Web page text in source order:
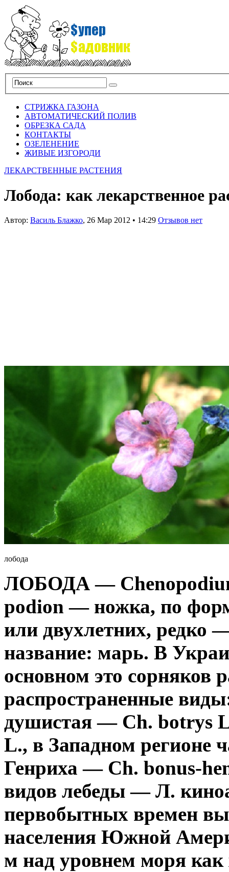
СТРИЖКА ГАЗОНА
АВТОМАТИЧЕСКИЙ ПОЛИВ
ОБРЕЗКА САДА
КОНТАКТЫ
ОЗЕЛЕНЕНИЕ
ЖИВЫЕ ИЗГОРОДИ
ЛЕКАРСТВЕННЫЕ РАСТЕНИЯ
Лобода: как лекарственное
Автор: Василь Блажко, 26 Мар 2012 • 14:29 Отзывов нет
лобода
ЛОБОДА —
podion — ножка, по
или двухлетних, редко
название: марь. В
основном это сорняков
распространенные
душистая — Ch. botrys
L., в Западном регионе
Генриха — Ch. bonus-
видов лебеды — Л.
первобытных времен
населения Южной
м над уровнем моря как